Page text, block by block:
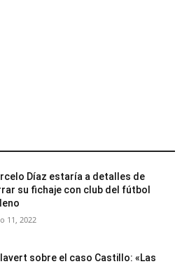
Díaz estaría a detalles de
su fichaje con club del fútbol
11, 2022
sobre el caso Castillo: «Las